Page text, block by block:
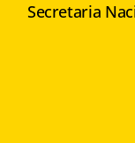
Secretaria